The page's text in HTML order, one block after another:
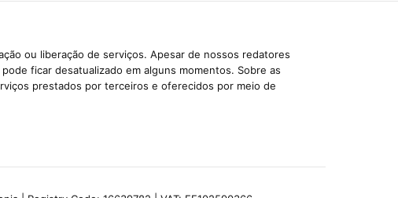
ou liberação de serviços. Apesar de nossos redatores
ficar desatualizado em alguns momentos. Sobre as
prestados por terceiros e oferecidos por meio de